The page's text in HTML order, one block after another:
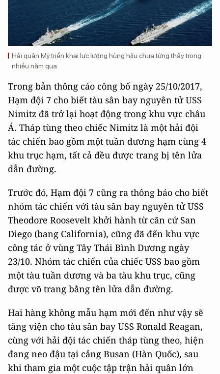
Hải quân Mỹ triển khai lực lượng hùng hậu chưa từng thấy trong
nhiều năm qua
Trong bản thông cáo công bố ngày 25/10/2017,
Hạm đội 7 cho biết tàu sân bay nguyên tử USS
Nimitz đã trở lại hoạt động trong khu vực châu
Á. Tháp tùng theo chiếc Nimitz là một hải đội
tác chiến bao gồm một tuần dương hạm cùng 4
khu trục hạm, tất cả đều được trang bị tên lửa
dẫn đường.
Trước đó, Hạm đội 7 cũng ra thông báo cho biết
nhóm tác chiến với tàu sân bay nguyên tử USS
Theodore Roosevelt khởi hành từ căn cứ San
Diego (bang California), cũng đã đến khu vực
công tác ở vùng Tây Thái Bình Dương ngày
23/10. Nhóm tác chiến của chiếc USS bao gồm
một tàu tuần dương và ba tàu khu trục, cũng
được võ trang bằng tên lửa dẫn đường.
Hai hàng không mẫu hạm mới đến như vậy sẽ
tăng viện cho tàu sân bay USS Ronald Reagan,
cùng với hải đội tác chiến tháp tùng theo, hiện
đang neo đậu tại cảng Busan (Hàn Quốc), sau
khi tham gia một cuộc tập trận hải quân lớn